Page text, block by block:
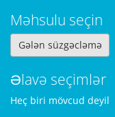
Məhsulu seçin
Gələn süzgəcləmə
Əlavə seçimlər
Heç biri mövcud deyil